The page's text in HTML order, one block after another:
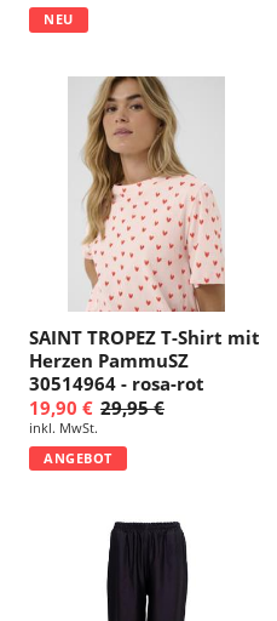
NEU
SAINT TROPEZ T-Shirt mit
Herzen PammuSZ
30514964 - rosa-rot
19,90 € 29,95 €
inkl. MwSt.
ANGEBOT